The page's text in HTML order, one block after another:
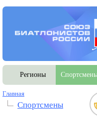
Регионы
Главная
Спортсмены